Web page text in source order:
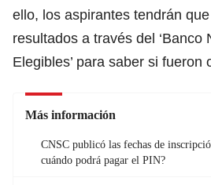
ello, los aspirantes tendrán que
resultados a través del ‘Banco
Elegibles’ para saber si fueron
Más información
CNSC publicó las fechas de
cuándo podrá pagar el PIN?